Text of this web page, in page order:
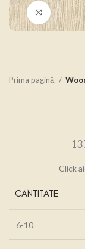
Click to
Prima pagină
Click
CANTITATE
6-10